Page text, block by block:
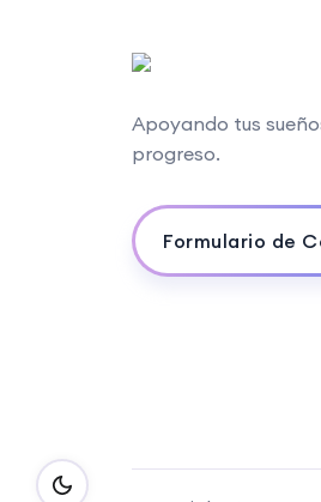
Apoyando tus
progreso.
Formulario de